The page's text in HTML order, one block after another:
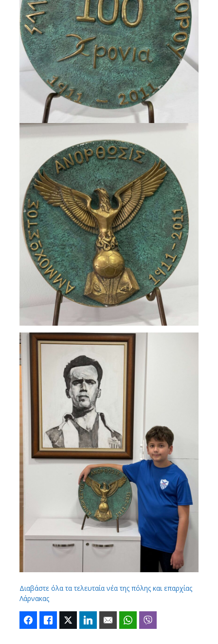
Διαβάστε όλα τα τελευταία νέα της πόλης και επαρχίας
Λάρνακας
FacebookLike Twitter LinkedIn Email WhatsApp